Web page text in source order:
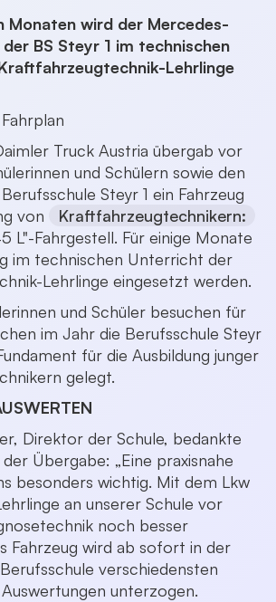
Monaten wird der Mercedes-
BS Steyr 1 im technischen
Lehrlinge
Truck Austria übergab vor
und Schülern sowie den
Steyr 1 ein Fahrzeug
von
Kraftfahrzeugtechnikern:
L"-Fahrgestell. Für einige Monate
im technischen Unterricht der
Lehrlinge eingesetzt werden.
und Schüler besuchen für
im Jahr die Berufsschule Steyr
für die Ausbildung junger
gelegt.
Direktor der Schule, bedankte
Übergabe: „Eine praxisnahe
besonders wichtig. Mit dem Lkw
an unserer Schule vor
noch besser
Fahrzeug wird ab sofort in der
verschiedensten
unterzogen.